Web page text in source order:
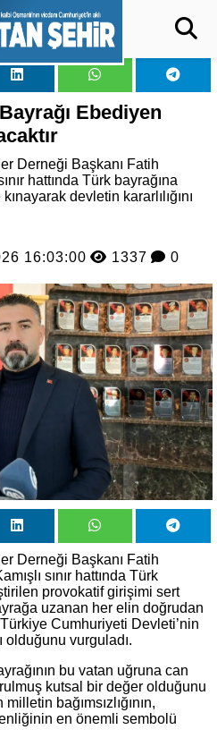
Ebediyen
Derneği Başkanı Fatih
hattında Türk bayrağına
devletin kararlılığını
16:03:00 1337 0
Derneği Başkanı Fatih
sınır hattında Türk
provokatif girişimi sert
uzanan her elin doğrudan
Cumhuriyeti Devleti’nin
olduğunu vurguladı.
bu vatan uğruna can
kutsal bir değer olduğunu
bağımsızlığının,
en önemli sembolü